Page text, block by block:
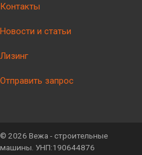
Контакты
Новости и статьи
Лизинг
Отправить запрос
© 2026 Вежа - строительные
машины. УНП:190644876